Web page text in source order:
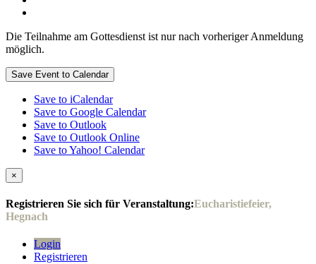
Die Teilnahme am Gottesdienst ist nur nach vorheriger Anmeldung
möglich.
Save Event to Calendar
Save to iCalendar
Save to Google Calendar
Save to Outlook
Save to Outlook Online
Save to Yahoo! Calendar
×
Registrieren Sie sich für Veranstaltung:Eucharistiefeier,
Hegnach
Login
Registrieren